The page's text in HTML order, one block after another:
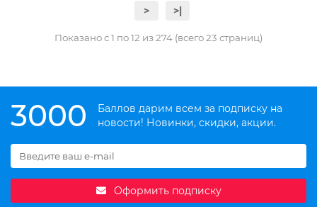
> >|
Показано с 1 по 12 из 274 (всего 23 страниц)
3000
Баллов дарим всем за подписку на
новости! Новинки, скидки, акции.
Оформить подписку